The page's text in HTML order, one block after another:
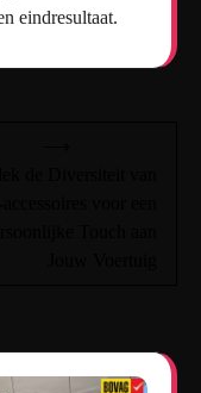
eindresultaat.